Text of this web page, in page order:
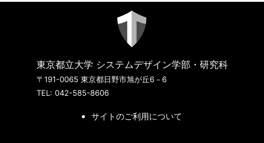
東京都立大学 システムデザイン学部・研究科
〒191-0065 東京都日野市旭が丘6－6
TEL: 042-585-8606
サイトのご利用について